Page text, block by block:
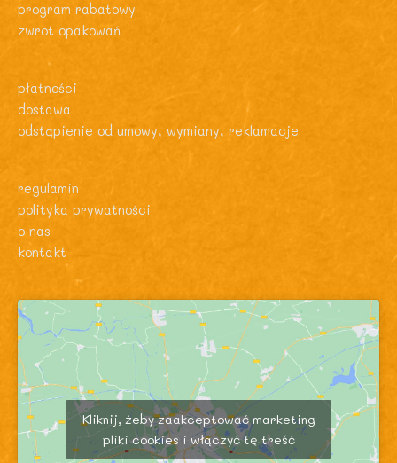
program rabatowy
zwrot opakowań
płatności
dostawa
odstąpienie od umowy, wymiany, reklamacje
regulamin
polityka prywatności
o nas
kontakt
Kliknij, żeby zaakceptować marketing
pliki cookies i włączyć tę treść